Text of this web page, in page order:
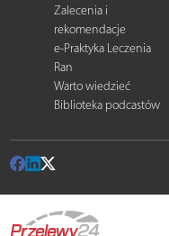
Zalecenia i
rekomendacje
e-Praktyka Leczenia
Ran
Warto wiedzieć
Biblioteka podcastów